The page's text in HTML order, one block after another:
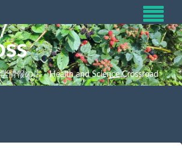
情報の店 Health and Science Crossroad